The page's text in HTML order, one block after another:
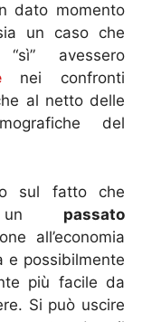
dato momento
un caso che
avessero
nei confronti
al netto delle
del
sul fatto che
un passato
all’economia
e possibilmente
più facile da
Si può uscire